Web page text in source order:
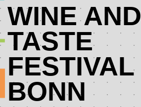
WINE AND
TASTE
FESTIVAL
BONN